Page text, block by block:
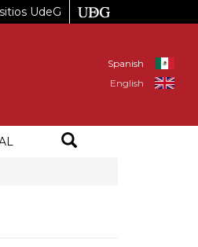
UdeG
Spanish
English